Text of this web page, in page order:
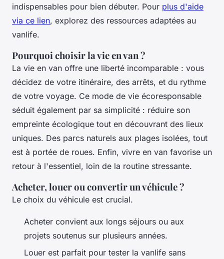
indispensables pour bien débuter. Pour plus d'aide
via ce lien, explorez des ressources adaptées au
vanlife.
Pourquoi choisir la vie en van ?
La vie en van offre une liberté incomparable : vous
décidez de votre itinéraire, des arrêts, et du rythme
de votre voyage. Ce mode de vie écoresponsable
séduit également par sa simplicité : réduire son
empreinte écologique tout en découvrant des lieux
uniques. Des parcs naturels aux plages isolées, tout
est à portée de roues. Enfin, vivre en van favorise un
retour à l'essentiel, loin de la routine stressante.
Acheter, louer ou convertir un véhicule ?
Le choix du véhicule est crucial.
Acheter convient aux longs séjours ou aux
projets soutenus sur plusieurs années.
Louer est parfait pour tester la vanlife sans